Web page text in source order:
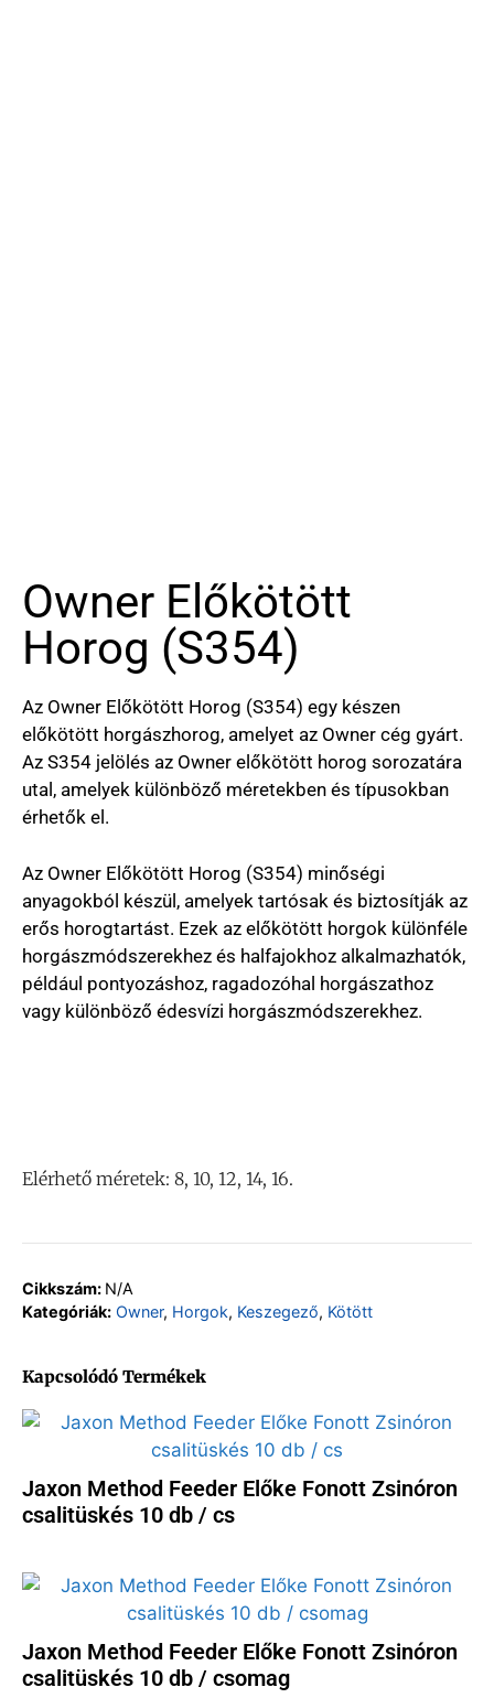
Owner Előkötött
Horog (S354)
Az Owner Előkötött Horog (S354) egy készen
előkötött horgászhorog, amelyet az Owner cég gyárt.
Az S354 jelölés az Owner előkötött horog sorozatára
utal, amelyek különböző méretekben és típusokban
érhetők el.
Az Owner Előkötött Horog (S354) minőségi
anyagokból készül, amelyek tartósak és biztosítják az
erős horogtartást. Ezek az előkötött horgok különféle
horgászmódszerekhez és halfajokhoz alkalmazhatók,
például pontyozáshoz, ragadozóhal horgászathoz
vagy különböző édesvízi horgászmódszerekhez.
Elérhető méretek: 8, 10, 12, 14, 16.
Cikkszám: N/A
Kategóriák: Owner, Horgok, Keszegező, Kötött
Kapcsolódó Termékek
Jaxon Method Feeder Előke Fonott Zsinóron
csalitüskés 10 db / cs
Jaxon Method Feeder Előke Fonott Zsinóron
csalitüskés 10 db / csomag